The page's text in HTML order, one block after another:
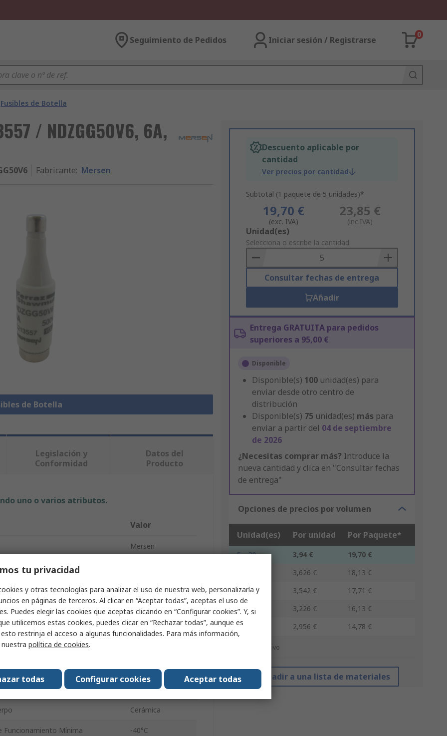
Seguimiento de Pedidos Iniciar sesión / Registrarse
0
Fusibles de Botella
/ NDZGG50V6, 6A,
Fabricante: Mersen
de Botella
Descuento aplicable por
cantidad
Ver precios por cantidad
Subtotal (1 paquete de 5 unidades)*
19,70 €
(exc. IVA)
23,85 €
(inc.IVA)
Add
to
Basket
Unidad(es)
Selecciona o escribe la cantidad
Consultar fechas de entrega
Añadir
Entrega GRATUITA para pedidos
superiores a 95,00 €
Disponible
Disponible(s) 100 unidad(es) para
enviar desde otro centro de
distribución
Disponible(s) 75 unidad(es) más para
enviar a partir del 04 de septiembre
de 2026
¿Necesitas comprar más? Introduce la
nueva cantidad y clica en "Consultar fechas
de entrega"
Opciones de precios por volumen
Unidad(es) Por unidad Por Paquete*
5 - 20 3,94 €
19,70 €
3,626 €
18,13 €
50 - 120
3,542 €
17,71 €
125 - 245
3,226 €
16,13 €
250 +
2,956 € 14,78 €
*precio indicativo
Añadir a una lista de materiales
Legislación y
Conformidad
Datos del
Producto
uno o varios atributos.
Valor
Mersen
6A
de botella D1
500V
50kA
anillo de identificación Verde
Cerámica
Funcionamiento Mínima -40°C
tu privacidad
y otras tecnologías para analizar el uso de nuestra web, personalizarla y
en páginas de terceros. Al clicar en “Aceptar todas”, aceptas el uso de
Puedes elegir las cookies que aceptas clicando en “Configurar cookies”. Y, si
utilicemos estas cookies, puedes clicar en “Rechazar todas”, aunque es
restrinja el acceso a algunas funcionalidades. Para más información,
política de cookies.
Aceptar todas
Configurar cookies
todas